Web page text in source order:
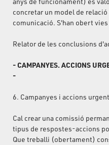
concretar un model de
comunicació. S'han obert
Relator de les conclusions
- CAMPANYES. ACCIONS
-
6. Campanyes i accions
Cal crear una comissió
tipus de respostes-accions
Que treballi (obertament)